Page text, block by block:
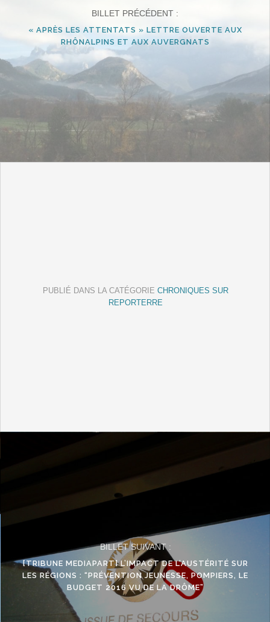
BILLET PRÉCÉDENT :
« APRÈS LES ATTENTATS » LETTRE OUVERTE AUX
RHÔNALPINS ET AUX AUVERGNATS
PUBLIÉ DANS LA CATÉGORIE CHRONIQUES SUR
REPORTERRE
BILLET SUIVANT :
[TRIBUNE MEDIAPART] L’IMPACT DE L’AUSTÉRITÉ SUR
LES RÉGIONS : “PRÉVENTION JEUNESSE, POMPIERS, LE
BUDGET 2016 VU DE LA DRÔME”